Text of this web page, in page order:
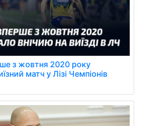
з жовтня 2020 року
матч у Лізі Чемпіонів